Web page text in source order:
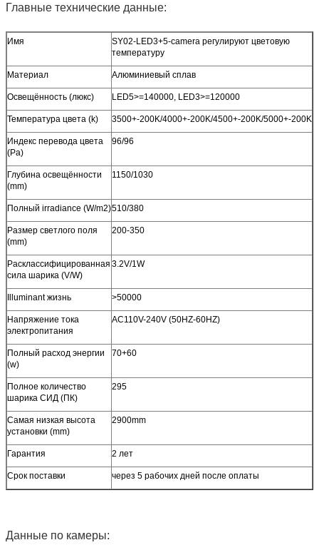
Главные технические данные:
Имя
SY02-LED3+5-camera регулируют цветовую
температуру
Материал Алюминиевый сплав
Освещённость (люкс) LED5>=140000, LED3>=120000
Температура цвета (k) 3500+-200K/4000+-200K/4500+-200K/5000+-200K
Индекс перевода цвета
(Ра)
96/96
Глубина освещённости
(mm)
1150/1030
Полный irradiance (W/m2)510/380
Размер светлого поля
(mm)
200-350
Расклассифицированная
сила шарика (V/W)
3.2V/1W
Illuminant жизнь >50000
Напряжение тока
электропитания
AC110V-240V (50HZ-60HZ)
Полный расход энергии
(w)
70+60
Полное количество
шарика СИД (ПК)
295
Самая низкая высота
установки (mm)
2900mm
Гарантия 2 лет
Срок поставки через 5 рабочих дней после оплаты
Данные по камеры: